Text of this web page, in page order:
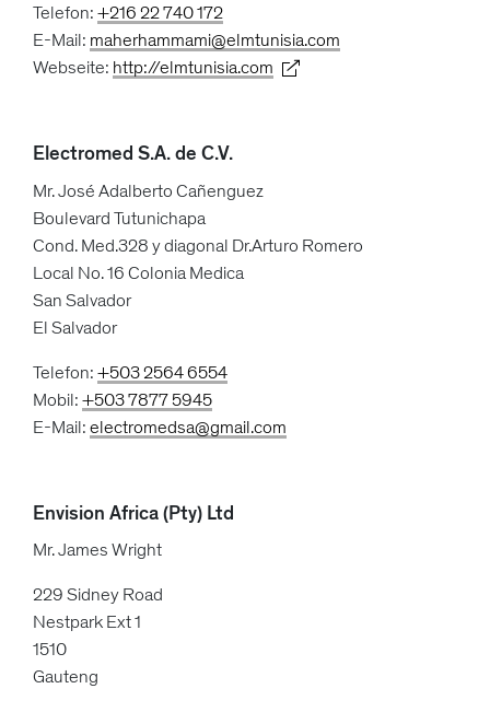
Telefon:+216 22 740 172
E-Mail: maherhammami@elmtunisia.com
Webseite: http://elmtunisia.com
Electromed S.A. de C.V.
Mr. José Adalberto Cañenguez
Boulevard Tutunichapa
Cond. Med.328 y diagonal Dr.Arturo Romero
Local No. 16 Colonia Medica
San Salvador
El Salvador
Telefon:+503 2564 6554
Mobil:+503 7877 5945
E-Mail:electromedsa@gmail.com
Envision Africa (Pty) Ltd
Mr. James Wright
229 Sidney Road
Nestpark Ext 1
1510
Gauteng